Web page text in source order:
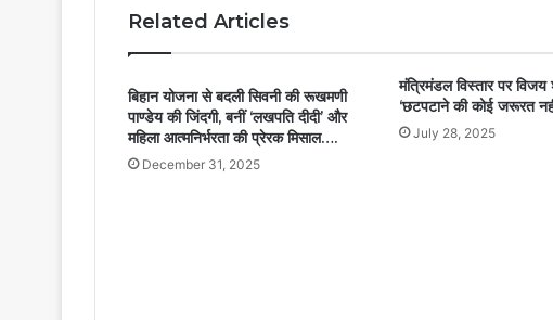
Related Articles
बिहान योजना से बदली सिवनी की रूखमणी
पाण्डेय की जिंदगी, बनीं ‘लखपति दीदी’ और
महिला आत्मनिर्भरता की प्रेरक मिसाल….
December 31, 2025
मंत्रिमंडल विस्तार पर विजय
‘छटपटाने की कोई जरूरत
July 28, 2025